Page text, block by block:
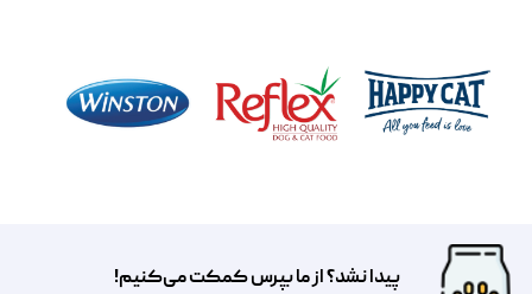
پیدا نشد؟ از ما بپرس کمکت می‌کنیم!